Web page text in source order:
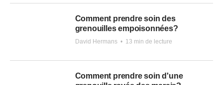
Comment prendre soin des
grenouilles empoisonnées?
David Hermans • 13 min de lecture
Comment prendre soin d'une